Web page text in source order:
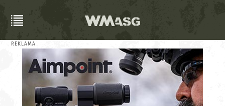
REKLAMA